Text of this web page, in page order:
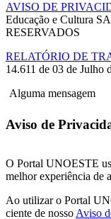
AVISO DE
Educação e Cultura
RESERVADOS
RELATÓRIO DE
14.611 de 03 de Julho
Alguma mensagem
Aviso de
O Portal UNOESTE
melhor experiência de
Ao utilizar o Portal
ciente de nosso Aviso